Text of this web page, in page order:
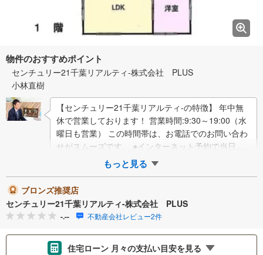
物件のおすすめポイント
センチュリー21千葉リアルティ-株式会社 PLUS
小林直樹
【センチュリー21千葉リアルティ-の特徴】 年中無
休で営業しております！ 営業時間:9:30～19:00（水
曜日も営業） この時間帯は、お電話でのお問い合わ
せがスムーズです。 ●インターネット予約で当日見
学が可能です● （1）［…
もっと見る
ブロンズ推奨店
センチュリー21千葉リアルティ-株式会社 PLUS
-.-- 不動産会社レビュー2件
住宅ローン 月々の支払い目安を見る